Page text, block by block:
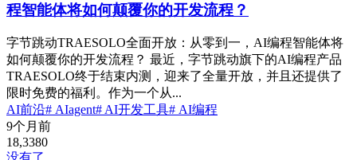
程智能体将如何颠覆你的开发流程？
字节跳动TRAESOLO全面开放：从零到一，AI编程智能体将
如何颠覆你的开发流程？ 最近，字节跳动旗下的AI编程产品
TRAESOLO终于结束内测，迎来了全量开放，并且还提供了
限时免费的福利。作为一个从...
AI前沿# AIagent# AI开发工具# AI编程
9个月前
18,3380